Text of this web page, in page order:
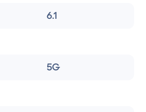
6.1
5G